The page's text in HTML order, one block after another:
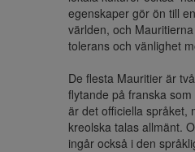
egenskaper gör ön till
världen, och
tolerans och vänlighet
De flesta Mauritier är
flytande på franska
är det officiella språket,
kreolska talas allmänt.
ingår också i den